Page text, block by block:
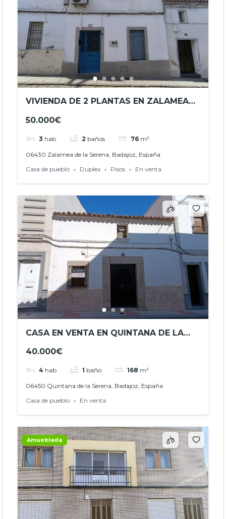
VIVIENDA DE 2 PLANTAS EN ZALAMEA
JHBA24028
50.000€
3 hab 2 baños 76 m²
06430 Zalamea de la Serena, Badajoz, España
Casa de pueblo
Duplex Pisos En venta
CASA EN VENTA EN QUINTANA DE LA
REF.- JHBA25051
40.000€
4 hab 1 baño 168 m²
06450 Quintana de la Serena, Badajoz, España
Casa de pueblo
En venta
Amueblada